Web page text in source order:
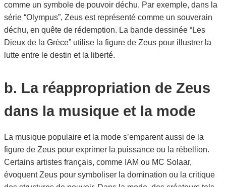
comme un symbole de pouvoir déchu. Par exemple, dans la
série “Olympus”, Zeus est représenté comme un souverain
déchu, en quête de rédemption. La bande dessinée “Les
Dieux de la Grèce” utilise la figure de Zeus pour illustrer la
lutte entre le destin et la liberté.
b. La réappropriation de Zeus
dans la musique et la mode
La musique populaire et la mode s’emparent aussi de la
figure de Zeus pour exprimer la puissance ou la rébellion.
Certains artistes français, comme IAM ou MC Solaar,
évoquent Zeus pour symboliser la domination ou la critique